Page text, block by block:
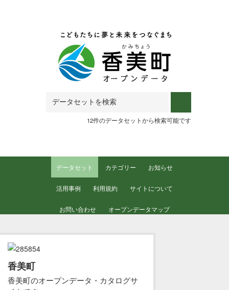
12件のデータセットから検索可能です
データセット カテゴリー お知らせ
活用事例 利用規約 サイトについて
お問い合わせ オープンデータマップ
香美町
香美町のオープンデータ・カタログサ